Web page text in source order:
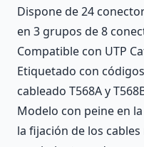
Dispone de 24
en 3 grupos de 8
Compatible con UTP
Etiquetado con
cableado T568A y
Modelo con peine en
la fijación de los